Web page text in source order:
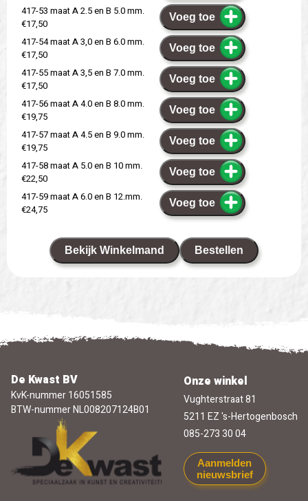
417-53 maat A 2.5 en B 5.0 mm.
€17,50
Voeg toe
417-54 maat A 3,0 en B 6.0 mm.
€17,50
Voeg toe
417-55 maat A 3,5 en B 7.0 mm.
€17,50
Voeg toe
417-56 maat A 4.0 en B 8.0 mm.
€19,75
Voeg toe
417-57 maat A 4.5 en B 9.0 mm.
€19,75
Voeg toe
417-58 maat A 5.0 en B 10 mm.
€22,50
Voeg toe
417-59 maat A 6.0 en B 12.mm.
€24,75
Voeg toe
Bekijk Winkelmand Bestellen
De Kwast BV
KvK-nummer 16051585
BTW-nummer NL008207124B01
Onze winkel
Vughterstraat 81
5211 EZ 's-Hertogenbosch
085-273 30 04
Aanmelden
nieuwsbrief